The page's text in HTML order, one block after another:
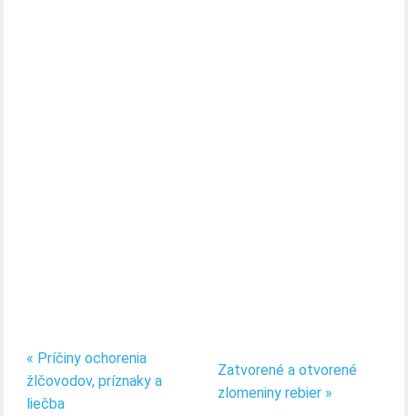
« Príčiny ochorenia
žlčovodov, príznaky a
liečba
Zatvorené a otvorené
zlomeniny rebier »